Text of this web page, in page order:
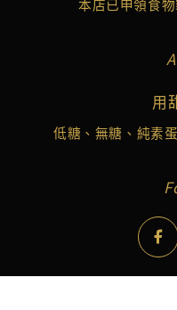
本店已申領食物
用
低糖、無糖、純素